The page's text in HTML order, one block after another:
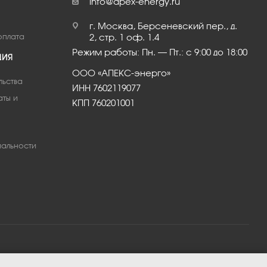
и
г. Москва, Берсеневский пер., д.
2, стр. 1 оф. 1.4
Режим работы: Пн. – Пт.: с 9:00 до 18:00
ООО «АПЕКС-энерго»
ИНН 7602119077
КПП 760201001